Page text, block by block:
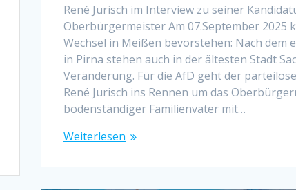
René Jurisch im Interview zu seiner
Oberbürgermeister Am 07.September 2025
Wechsel in Meißen bevorstehen: Nach dem
in Pirna stehen auch in der ältesten Stadt
Veränderung. Für die AfD geht der
René Jurisch ins Rennen um das
bodenständiger Familienvater mit…
Weiterlesen